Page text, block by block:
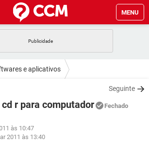
MENU
FACEBOOK
GMAIL
WHATSAPP
WHATSAPP
e aplicativos
Seguinte
r para computador Fechado
às 10:47
2011 às 13:40